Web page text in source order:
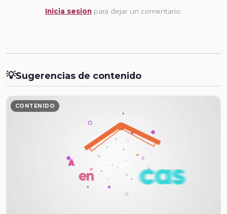
Inicia sesion para dejar un comentario.
💡Sugerencias de contenido
CONTENIDO